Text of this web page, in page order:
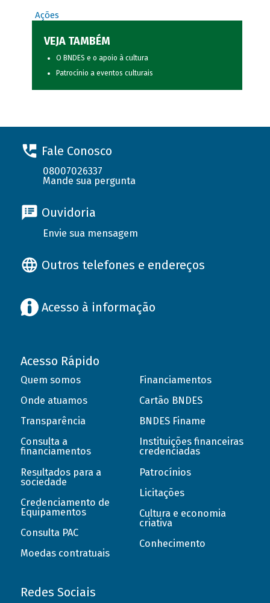
Ações
VEJA TAMBÉM
O BNDES e o apoio à cultura
Patrocínio a eventos culturais
Fale Conosco
08007026337
Mande sua pergunta
Ouvidoria
Envie sua mensagem
Outros telefones e endereços
Acesso à informação
Acesso Rápido
Quem somos
Onde atuamos
Transparência
Consulta a
financiamentos
Resultados para a
sociedade
Credenciamento de
Equipamentos
Consulta PAC
Moedas contratuais
Financiamentos
Cartão BNDES
BNDES Finame
Instituições financeiras
credenciadas
Patrocínios
Licitações
Cultura e economia
criativa
Conhecimento
Redes Sociais